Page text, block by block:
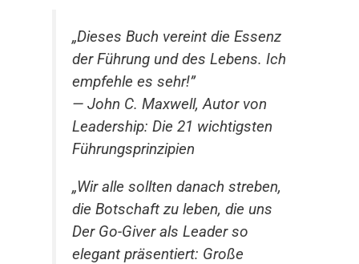
„Dieses Buch vereint die Essenz
der Führung und des Lebens. Ich
empfehle es sehr!”
— John C. Maxwell, Autor von
Leadership: Die 21 wichtigsten
Führungsprinzipien
„Wir alle sollten danach streben,
die Botschaft zu leben, die uns
Der Go-Giver als Leader so
elegant präsentiert: Große